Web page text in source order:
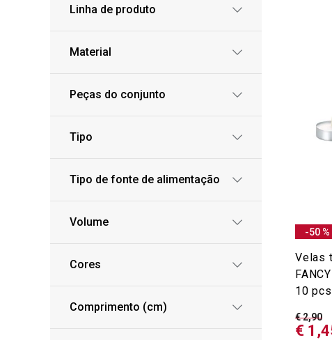
Linha de produto
Material
Peças do conjunto
Tipo
Tipo de fonte de alimentação
Volume
Cores
Comprimento (cm)
-50 %
Velas
10 pcs
€ 2,90
€